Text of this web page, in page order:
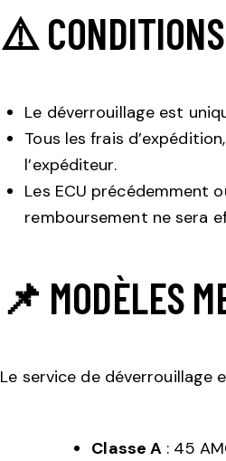
⚠️
Le déverrouillage est
Tous les frais
l’expéditeur.
Les ECU précédemment
remboursement ne sera
📌 MODÈLES
Le service de déverrouillage
Classe A : 45